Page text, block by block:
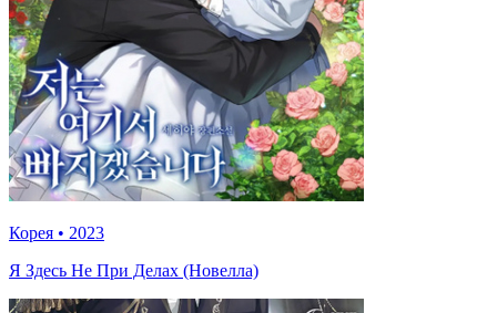
Корея • 2023
Я Здесь Не При Делах (Новелла)